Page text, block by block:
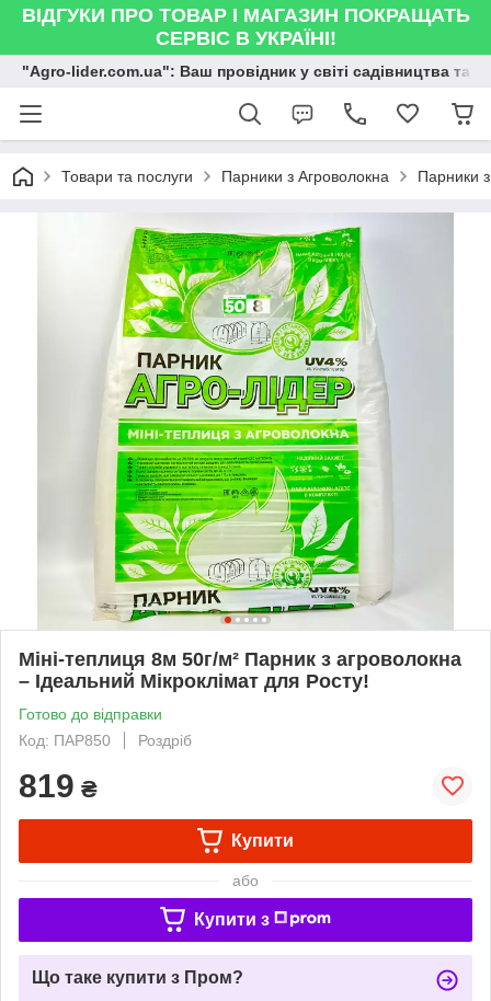
ВІДГУКИ ПРО ТОВАР І МАГАЗИН ПОКРАЩАТЬ
СЕРВІС В УКРАЇНІ!
"Agro-lider.com.ua": Ваш провідник у світі садівництва та
Товари та послуги Парники з Агроволокна Парники
Міні-теплиця 8м 50г/м² Парник з агроволокна
– Ідеальний Мікроклімат для Росту!
Готово до відправки
Код: ПАР850
Роздріб
819 ₴
Купити
або
Купити з
Що таке купити з Пром?